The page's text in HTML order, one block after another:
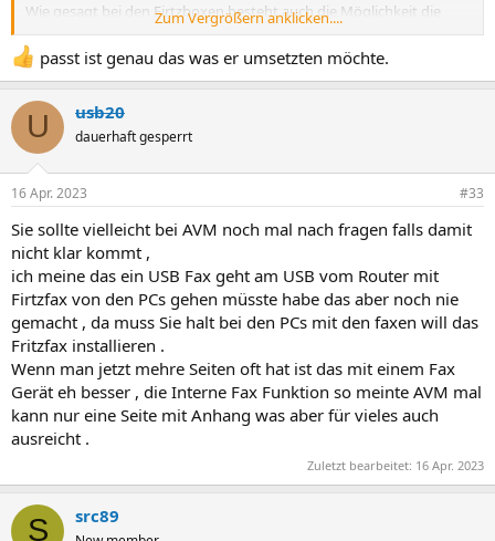
Wie gesagt bei den Firtzboxen besteht auch die Möglichkeit die
kleine Fax Funktion zu nutzen internes Fax muss nur aktiveren
werden , da kanste auch über Wlan von deinem Handy aus kleine
Faxe schicken , macht man über das Firtzbox Menü bei Telefon .
Zum Vergrößern anklicken....
passt ist genau das was er umsetzten möchte.
U usb20
dauerhaft gesperrt
16 Apr. 2023 #33
Sie sollte vielleicht bei AVM noch mal nach fragen falls damit
nicht klar kommt ,
ich meine das ein USB Fax geht am USB vom Router mit
Firtzfax von den PCs gehen müsste habe das aber noch nie
gemacht , da muss Sie halt bei den PCs mit den faxen will das
Fritzfax installieren .
Wenn man jetzt mehre Seiten oft hat ist das mit einem Fax
Gerät eh besser , die Interne Fax Funktion so meinte AVM mal
kann nur eine Seite mit Anhang was aber für vieles auch
ausreicht .
Zuletzt bearbeitet: 16 Apr. 2023
S src89